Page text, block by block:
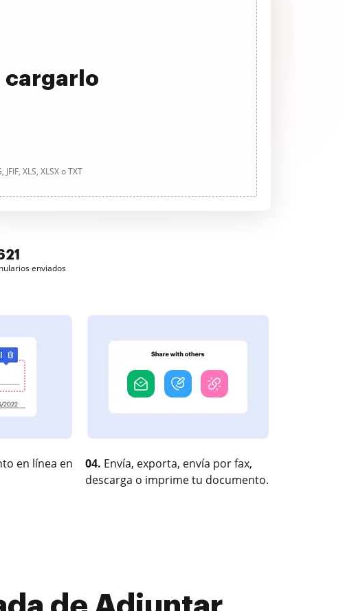
cargarlo
XLS, XLSX o TXT
enviados
en línea en
04. Envía, exporta, envía por fax,
descarga o imprime tu documento.